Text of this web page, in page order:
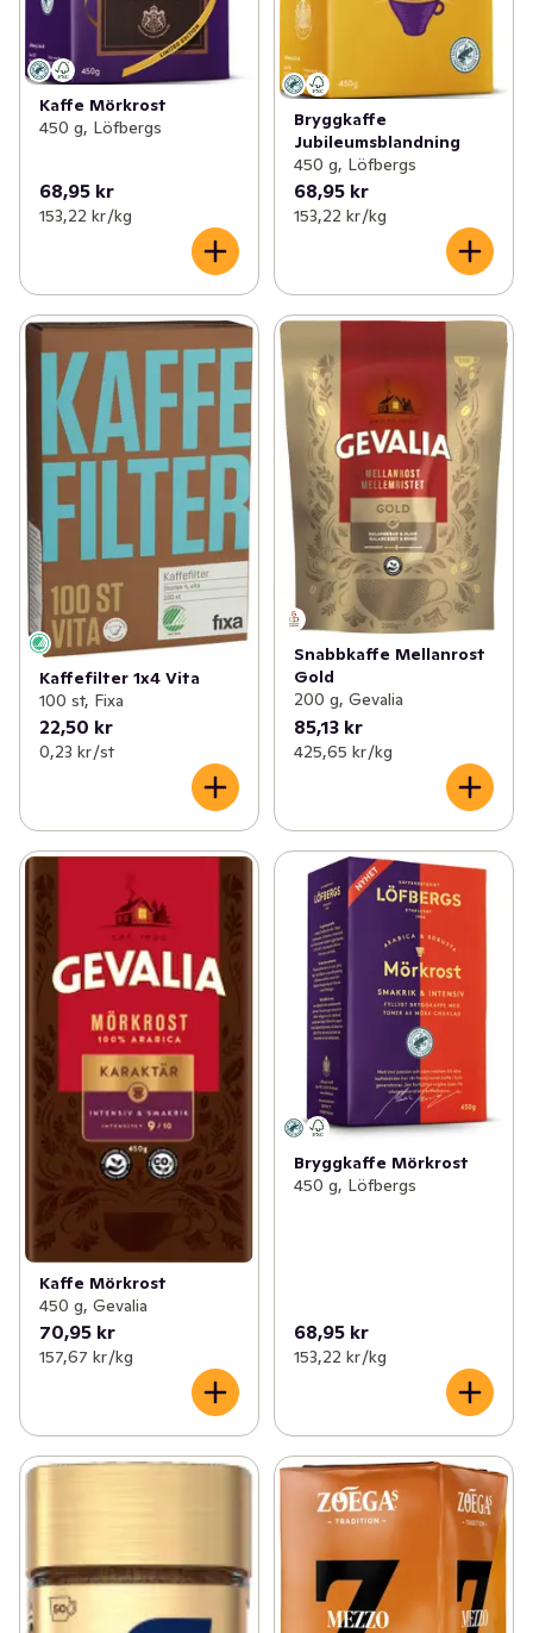
Kaffe Mörkrost
450 g, Löfbergs
68,95 kr
153,22 kr /kg
Bryggkaffe
Jubileumsblandning
450 g, Löfbergs
68,95 kr
153,22 kr /kg
Kaffefilter 1x4 Vita
100 st, Fixa
22,50 kr
0,23 kr /st
Snabbkaffe Mellanrost
Gold
200 g, Gevalia
85,13 kr
425,65 kr /kg
Kaffe Mörkrost
450 g, Gevalia
70,95 kr
157,67 kr /kg
Bryggkaffe Mörkrost
450 g, Löfbergs
68,95 kr
153,22 kr /kg